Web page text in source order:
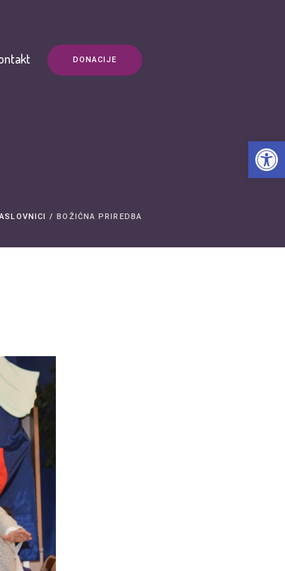
DONACIJE
/ BOŽIĆNA PRIREDBA